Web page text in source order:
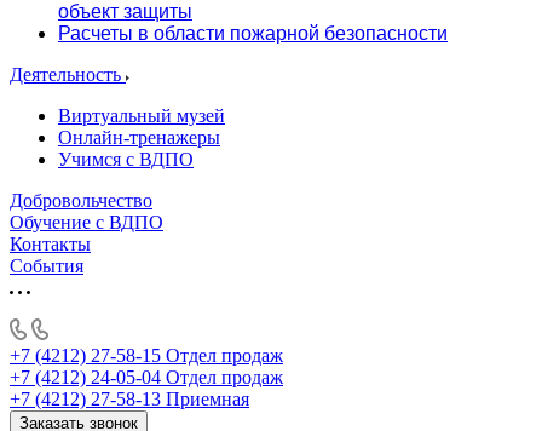
объект защиты
Расчеты в области пожарной безопасности
Деятельность
Виртуальный музей
Онлайн-тренажеры
Учимся с ВДПО
Добровольчество
Обучение с ВДПО
Контакты
События
+7 (4212) 27-58-15 Отдел продаж
+7 (4212) 24-05-04 Отдел продаж
+7 (4212) 27-58-13 Приемная
Заказать звонок